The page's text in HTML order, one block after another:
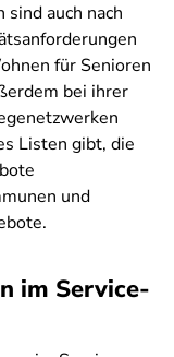
sind auch nach
für Senioren
bei ihrer
Listen gibt, die
und
im Service-